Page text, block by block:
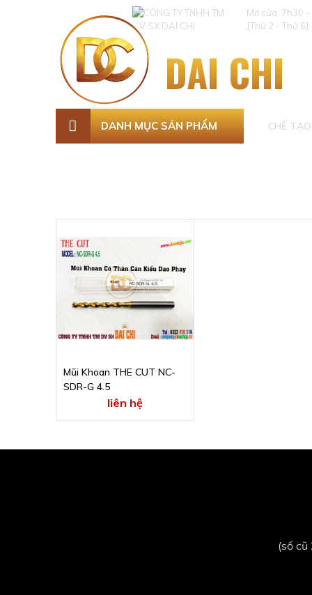
Mở cửa: 7h30
[Thứ 2 - Thứ 6]
DAI CHI
DANH MỤC SẢN PHẨM CHẾ
Mũi Khoan THE CUT NC-
SDR-G 4.5
liên hệ
(số cũ